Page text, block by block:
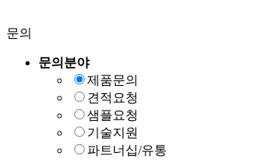
문의
문의분야
제품문의
견적요청
샘플요청
기술지원
파트너십/유통